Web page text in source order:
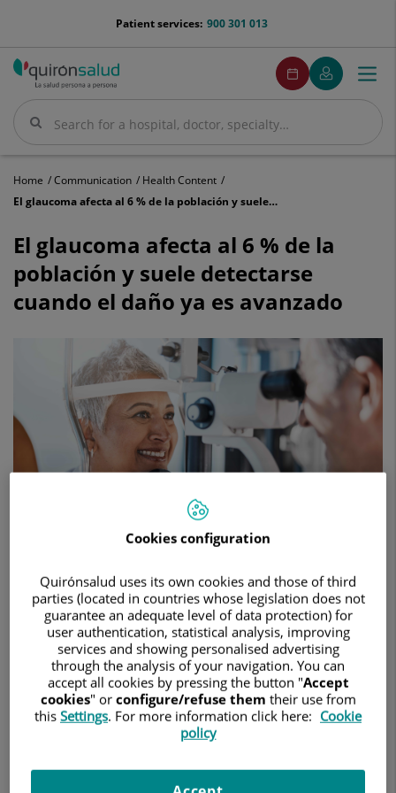
menu-
900 301 013
Patient services:
Search
Search
menuPedirCita
Make
an
appointment
My
Quirónsalud
Menu
Home Communication
Health Content
El glaucoma afecta al 6 % de la población y suele detectarse cuando el daño ya es avanzado
glaucoma
afecta
al
6
%
detectarse
cuando
daño
El glaucoma afecta al 6 % de la
población y suele detectarse
cuando el daño ya es avanzado
12 de marzo de 2026
HOSPITAL QUIRÓNSALUD COSTA ADEJE OFTALMOLOGÍA
El doctor Patricio Adúriz, oftalmólogo del Hospital
Quirónsalud Costa Adeje, recomienda realizar controles a
partir de los 40 años, especialmente en personas con
antecedentes familiares
provocar ceguera irreversible si no se detecta y trata a
Cookies configuration
Quirónsalud uses its own cookies and those of third
parties (located in countries whose legislation does not
guarantee an adequate level of data protection) for
user authentication, statistical analysis, improving
services and showing personalised advertising
through the analysis of your navigation. You can
accept all cookies by pressing the button "Accept
cookies" or configure/refuse them their use from
this Settings. For more information click here: Cookie
policy